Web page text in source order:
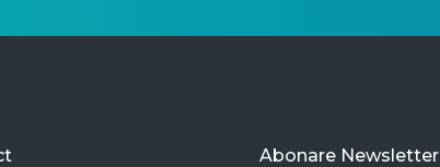
Abonare Newsletter